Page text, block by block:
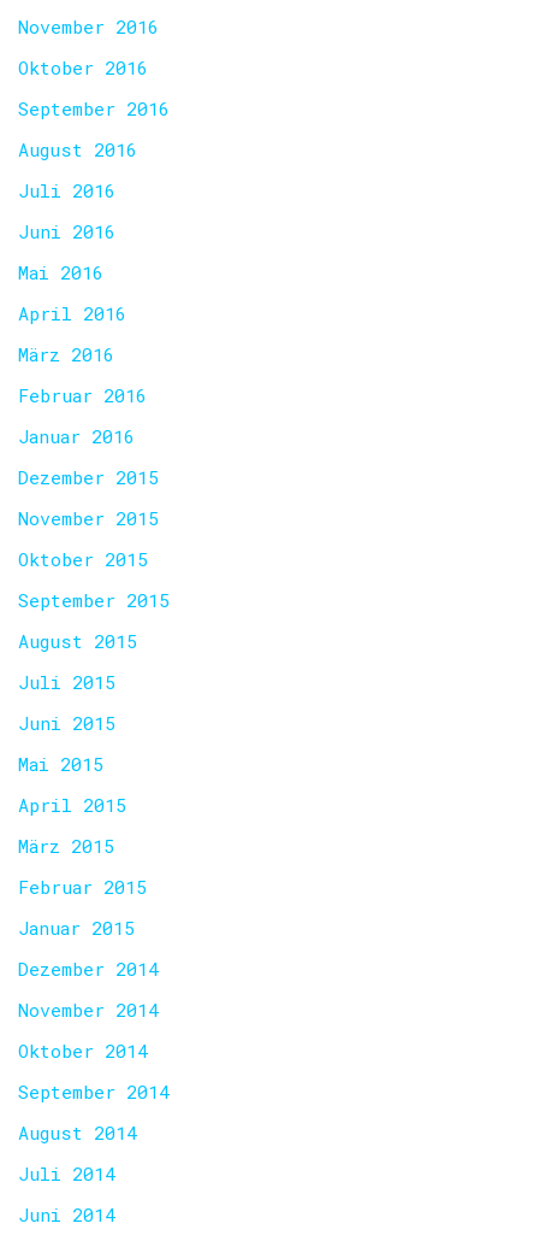
November 2016
Oktober 2016
September 2016
August 2016
Juli 2016
Juni 2016
Mai 2016
April 2016
März 2016
Februar 2016
Januar 2016
Dezember 2015
November 2015
Oktober 2015
September 2015
August 2015
Juli 2015
Juni 2015
Mai 2015
April 2015
März 2015
Februar 2015
Januar 2015
Dezember 2014
November 2014
Oktober 2014
September 2014
August 2014
Juli 2014
Juni 2014